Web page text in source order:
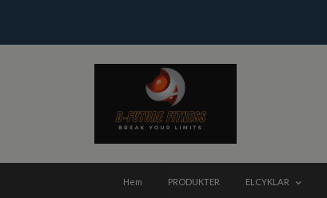
Hem PRODUKTER ELCYKLAR